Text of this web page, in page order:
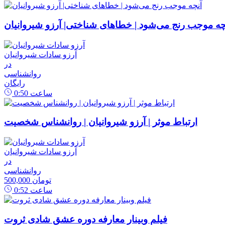
موجب رنج می‌شود | خطاهای شناختی| آرزو شیروانیان
آرزو سادات شیروانیان
در
روانشناسی
رایگان
0:50 ساعت
ارتباط موثر | آرزو شیروانیان | روانشناس شخصیت
آرزو سادات شیروانیان
در
روانشناسی
500,000 تومان
0:52 ساعت
فیلم وبینار معارفه دوره عشق شادی ثروت